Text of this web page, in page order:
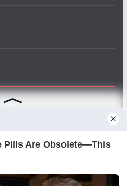
да сте во тек со најновите